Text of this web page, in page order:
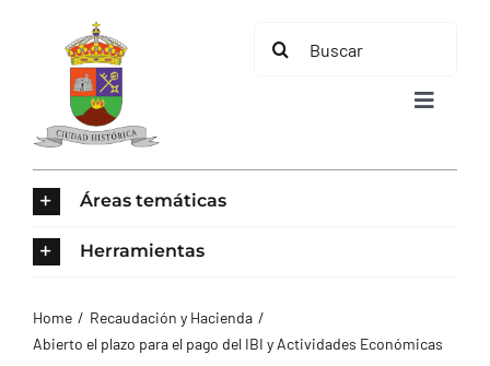
contenido
Buscar:
Toggle
Áreas temáticas
Herramientas
Home
Recaudación y Hacienda
Abierto el plazo para el pago del IBI y Actividades Económicas